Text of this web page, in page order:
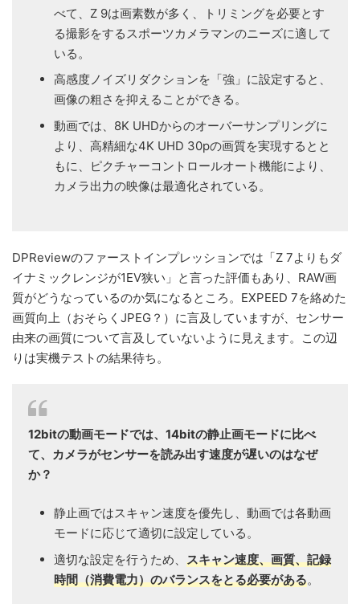
べて、Z 9は画素数が多く、トリミングを必要とす
る撮影をするスポーツカメラマンのニーズに適して
いる。
高感度ノイズリダクションを「強」に設定すると、
画像の粗さを抑えることができる。
動画では、8K UHDからのオーバーサンプリングに
より、高精細な4K UHD 30pの画質を実現するとと
もに、ピクチャーコントロールオート機能により、
カメラ出力の映像は最適化されている。
DPReviewのファーストインプレッションでは「Z 7よりもダ
イナミックレンジが1EV狭い」と言った評価もあり、RAW画
質がどうなっているのか気になるところ。EXPEED 7を絡めた
画質向上（おそらくJPEG？）に言及していますが、センサー
由来の画質について言及していないように見えます。この辺
りは実機テストの結果待ち。
12bitの動画モードでは、14bitの静止画モードに比べ
て、カメラがセンサーを読み出す速度が遅いのはなぜ
か？
静止画ではスキャン速度を優先し、動画では各動画
モードに応じて適切に設定している。
適切な設定を行うため、 スキャン速度、画質、記録
時間（消費電力）のバランスをとる必要がある。